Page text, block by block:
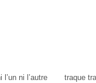
l’un ni l’autre traque